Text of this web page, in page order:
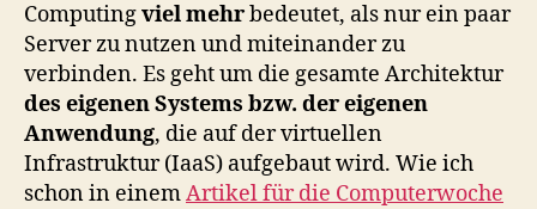
Computingviel mehrbedeutet, als nur ein paar
Server zu nutzen und miteinander zu
verbinden. Es geht um die gesamte Architektur
des eigenen Systems bzw. der eigenen
Anwendung, die auf der virtuellen
Infrastruktur (IaaS) aufgebaut wird. Wie ich
schon in einemArtikel für die Computerwoche